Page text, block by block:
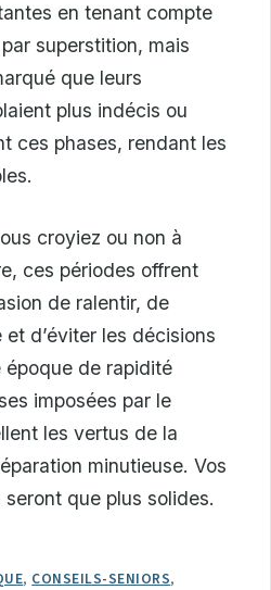
en tenant compte
superstition, mais
que leurs
plus indécis ou
ces phases, rendant les
croyiez ou non à
ces périodes offrent
de ralentir, de
d’éviter les décisions
époque de rapidité
imposées par le
les vertus de la
minutieuse. Vos
que plus solides.
, CONSEILS-SENIORS,